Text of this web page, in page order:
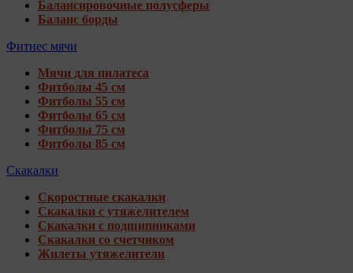
Балансировочные полусферы
Баланс борды
Фитнес мячи
Мячи для пилатеса
Фитболы 45 см
Фитболы 55 см
Фитболы 65 см
Фитболы 75 см
Фитболы 85 см
Скакалки
Скоростные скакалки
Скакалки с утяжелителем
Скакалки с подшипниками
Скакалки со счетчиком
Жилеты утяжелители